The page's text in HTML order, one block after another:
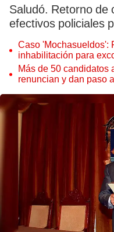
Saludó. Retorno de
efectivos policiales
Caso 'Mochasueldos':
inhabilitación para
Cordero Jon Tay
Más de 50 candidatos
renuncian y dan paso